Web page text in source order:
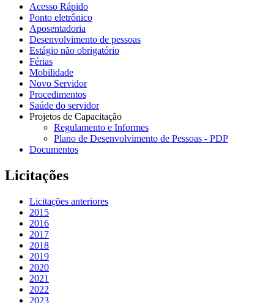
Acesso Rápido
Ponto eletrônico
Aposentadoria
Desenvolvimento de pessoas
Estágio não obrigatório
Férias
Mobilidade
Novo Servidor
Procedimentos
Saúde do servidor
Projetos de Capacitação
Regulamento e Informes
Plano de Desenvolvimento de Pessoas - PDP
Documentos
Licitações
Licitações anteriores
2015
2016
2017
2018
2019
2020
2021
2022
2023